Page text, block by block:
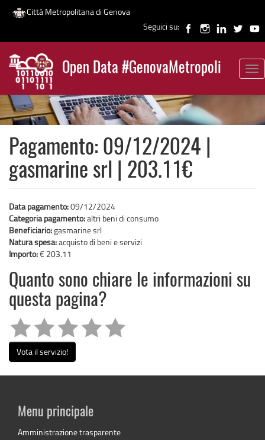
Salta
contenuto
principale
Città Metropolitana di Genova
Seguici su:
Open Data #GenovaMetropoli
News
Pagamento: 09/12/2024 |
gasmarine srl | 203.11€
Data pagamento:09/12/2024
Categoria pagamento:altri beni di consumo
Beneficiario:gasmarine srl
Natura spesa:acquisto di beni e servizi
Importo:€ 203.11
Quanto sono chiare le informazioni su
questa pagina?
Vota il servizio!
Menu principale
Amministrazione trasparente